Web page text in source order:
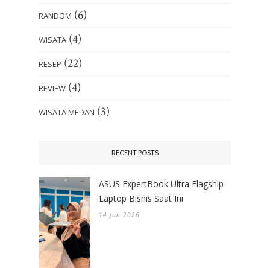
RANDOM (6)
WISATA (4)
RESEP (22)
REVIEW (4)
WISATA MEDAN (3)
RECENT POSTS
ASUS ExpertBook Ultra Flagship
Laptop Bisnis Saat Ini
14 Jun 2026